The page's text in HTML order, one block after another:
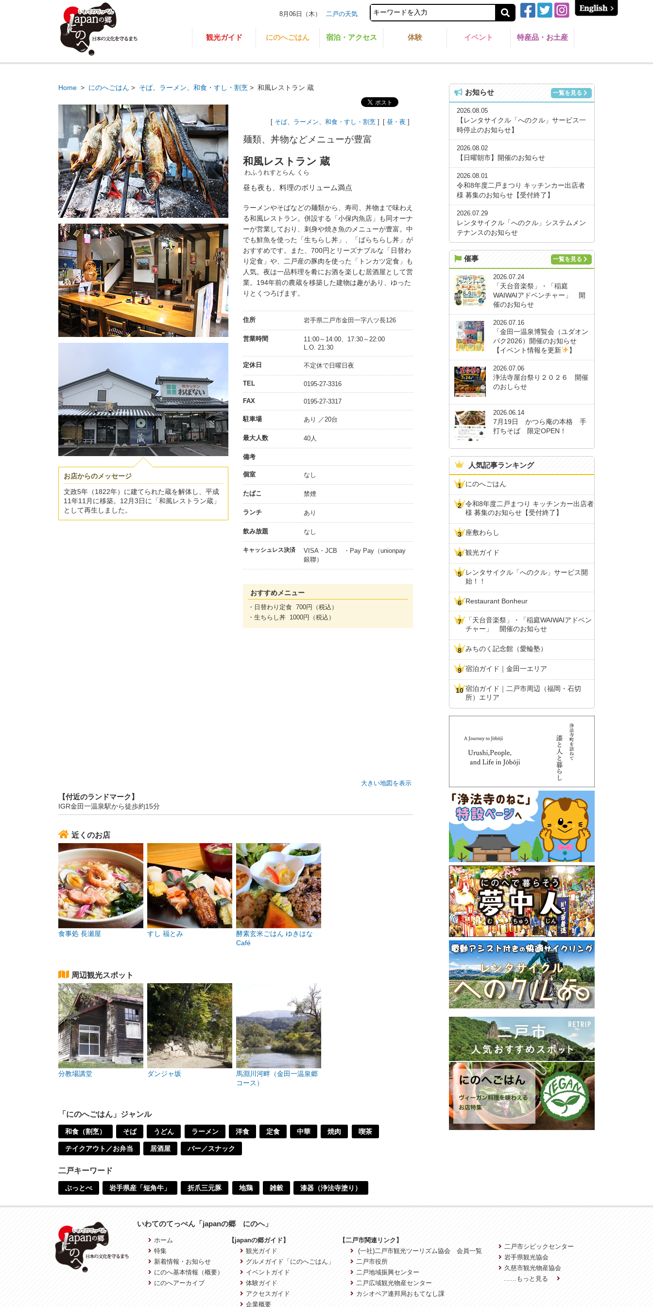
8月06日（木） 二戸の天気
観光ガイド にのへごはん 宿泊・アクセス 体験 イベント 特産品・お土産
Home > にのへごはん > そば、 ラーメン 和食・すし・割烹 > 和風レストラン 蔵
[ 昼・夜 ]
[ そば ラーメン 和食・すし・割烹 ]
麺類、丼物などメニューが豊富
和風レストラン 蔵
わふうれすとらん くら
昼も夜も、料理のボリューム満点
ラーメンやそばなどの麺類から、寿司、丼物まで味わえ
る和風レストラン。併設する「小保内魚店」も同オーナ
ーが営業しており、刺身や焼き魚のメニューが豊富。中
でも鮮魚を使った「生ちらし丼」、「ばらちらし丼」が
おすすめです。また、700円とリーズナブルな「日替わ
り定食」や、二戸産の豚肉を使った「トンカツ定食」も
人気。夜は一品料理を肴にお酒を楽しむ居酒屋として営
業。194年前の農蔵を移築した建物は趣があり、ゆった
りとくつろげます。
住所 岩手県二戸市金田一字八ツ長126
営業時間
11:00～14:00、17:30～22:00
L.O. 21:30
定休日 不定休で日曜日夜
TEL 0195-27-3316
FAX 0195-27-3317
駐車場 あり ／20台
最大人数 40人
備考
個室 なし
たばこ 禁煙
ランチ あり
飲み放題 なし
キャッシュレス決済
VISA・JCB ・Pay Pay（unionpay
銀聯）
おすすめメニュー
・日替わり定食 700円（税込）
・生ちらし丼 1000円（税込）
お店からのメッセージ
文政5年（1822年）に建てられた蔵を解体し、平成
11年11月に移築。12月3日に「和風レストラン蔵」
として再生しました。
大きい地図を表示
【付近のランドマーク】
IGR金田一温泉駅から徒歩約15分
近くのお店
食事処 長瀬屋 すし 福とみ
酵素玄米ごはん ゆきはな
Café
周辺観光スポット
分教場講堂 ダンジャ坂
馬淵川河畔（金田一温泉郷
コース）
「にのへごはん」ジャンル
和食（割烹） そば うどん ラーメン 洋食 定食 中華 焼肉 喫茶
テイクアウト／お弁当 居酒屋 バー／スナック
二戸キーワード
ぶっとべ 岩手県産「短角牛」 折爪三元豚 地鶏 雑穀 漆器（浄法寺塗り）
お知らせ 一覧を見る
2026.08.05
【レンタサイクル「へのクル」サービス一
時停止のお知らせ】
2026.08.02
【日曜朝市】開催のお知らせ
2026.08.01
令和8年度二戸まつり キッチンカー出店者
様 募集のお知らせ【受付終了】
2026.07.29
レンタサイクル「へのクル」システムメン
テナンスのお知らせ
催事 一覧を見る
2026.07.24
「天台音楽祭」・「稲庭
WAIWAIアドベンチャー」 開
催のお知らせ
2026.07.16
「金田一温泉博覧会（ユダオン
パク2026）開催のお知らせ
【イベント情報を更新
】
2026.07.06
浄法寺屋台祭り２０２６ 開催
のおしらせ
2026.06.14
7月19日 かつら庵の本格 手
打ちそば 限定OPEN！
人気記事ランキング
にのへごはん
令和8年度二戸まつり キッチンカー出店者
様 募集のお知らせ【受付終了】
座敷わらし
観光ガイド
レンタサイクル「へのクル」サービス開
始！！
Restaurant Bonheur
「天台音楽祭」・「稲庭WAIWAIアドベン
チャー」 開催のお知らせ
みちのく記念館（愛輪塾）
宿泊ガイド｜金田一エリア
宿泊ガイド｜二戸市周辺（福岡・石切
所）エリア
いわてのてっぺん「japanの郷 にのへ」
ホーム
特集
新着情報・お知らせ
にのへ基本情報（概要）
にのへアーカイブ
【japanの郷ガイド】
観光ガイド
グルメガイド「にのへごはん」
イベントガイド
体験ガイド
アクセスガイド
企業概要
【二戸市関連リンク】
(一社)二戸市観光ツーリズム協会 会員一覧
二戸市役所
二戸地域振興センター
二戸広域観光物産センター
カシオペア連邦局おもてなし課
二戸市シビックセンター
岩手県観光協会
久慈市観光物産協会
……もっと見る